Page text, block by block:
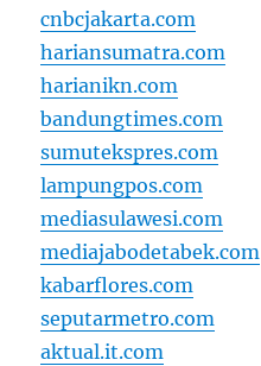
cnbcjakarta.com
hariansumatra.com
harianikn.com
bandungtimes.com
sumutekspres.com
lampungpos.com
mediasulawesi.com
mediajabodetabek.com
kabarflores.com
seputarmetro.com
aktual.it.com